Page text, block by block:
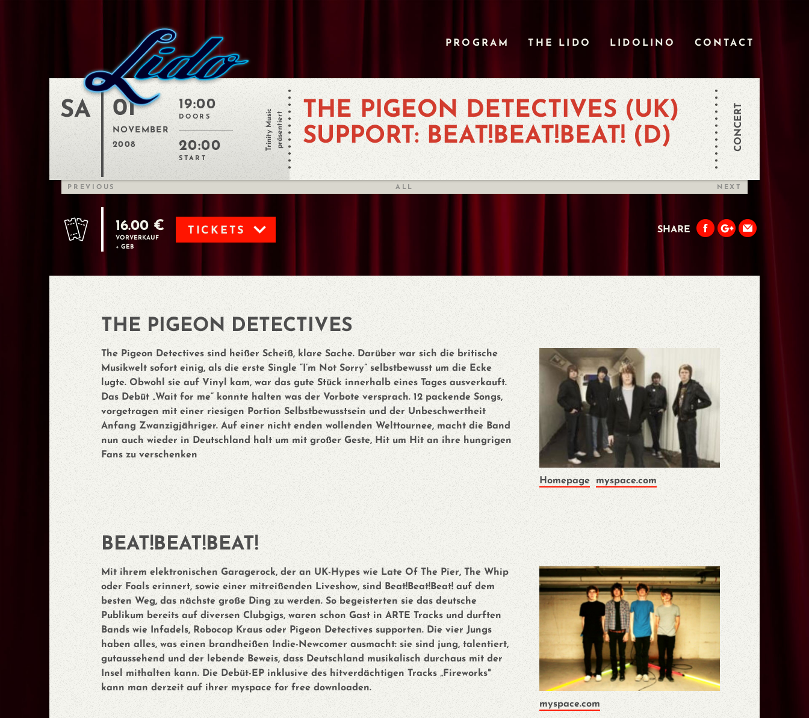
PROGRAM THE LIDO LIDOLINO CONTACT
SA 01
NOVEMBER
2008
19:00
DOORS
20:00
START
Trinity Musicpräsentiert
THE PIGEON DETECTIVES (UK)
SUPPORT: BEAT!BEAT!BEAT! (D)
CONCERT
PREVIOUS ALL NEXT
16.00 €
VORVERKAUF
+ GEB
TICKETS SHARE
Homepage myspace.com
THE PIGEON DETECTIVES
The Pigeon Detectives sind heißer Scheiß, klare Sache. Darüber war sich die britische
Musikwelt sofort einig, als die erste Single “I’m Not Sorry” selbstbewusst um die Ecke
lugte. Obwohl sie auf Vinyl kam, war das gute Stück innerhalb eines Tages ausverkauft.
Das Debüt „Wait for me“ konnte halten was der Vorbote versprach. 12 packende Songs,
vorgetragen mit einer riesigen Portion Selbstbewusstsein und der Unbeschwertheit
Anfang Zwanzigjähriger. Auf einer nicht enden wollenden Welttournee, macht die Band
nun auch wieder in Deutschland halt um mit großer Geste, Hit um Hit an ihre hungrigen
Fans zu verschenken
myspace.com
BEAT!BEAT!BEAT!
Mit ihrem elektronischen Garagerock, der an UK-Hypes wie Late Of The Pier, The Whip
oder Foals erinnert, sowie einer mitreißenden Liveshow, sind Beat!Beat!Beat! auf dem
besten Weg, das nächste große Ding zu werden. So begeisterten sie das deutsche
Publikum bereits auf diversen Clubgigs, waren schon Gast in ARTE Tracks und durften
Bands wie Infadels, Robocop Kraus oder Pigeon Detectives supporten. Die vier Jungs
haben alles, was einen brandheißen Indie-Newcomer ausmacht: sie sind jung, talentiert,
gutaussehend und der lebende Beweis, dass Deutschland musikalisch durchaus mit der
Insel mithalten kann. Die Debüt-EP inklusive des hitverdächtigen Tracks „Fireworks"
kann man derzeit auf ihrer myspace for free downloaden.